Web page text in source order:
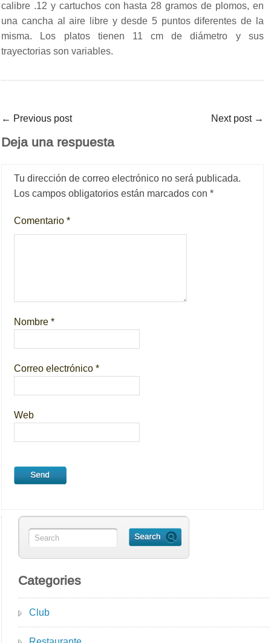
calibre .12 y cartuchos con hasta 28 gramos de plomos, en
una cancha al aire libre y desde 5 puntos diferentes de la
misma. Los platos tienen 11 cm de diámetro y sus
trayectorias son variables.
← Previous post Next post →
Deja una respuesta
Tu dirección de correo electrónico no será publicada.
Los campos obligatorios están marcados con*
Comentario*
Nombre*
Correo electrónico*
Web
Categories
Club